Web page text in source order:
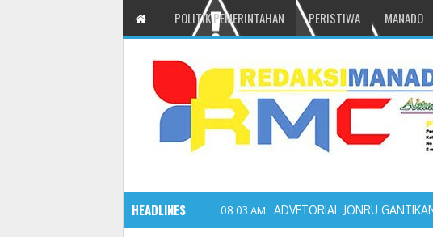
POLITIK PEMERINTAHAN PERISTIWA MANADO
HEADLINES 2:10 P